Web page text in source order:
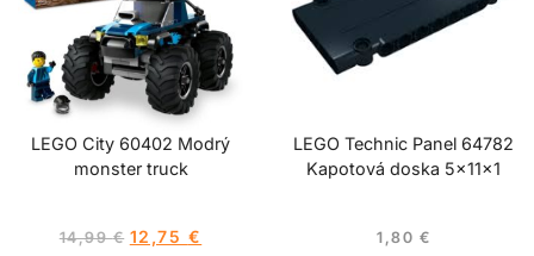
LEGO City 60402 Modrý
monster truck
14,99€ 12,75 €
LEGO Technic Panel 64782
Kapotová doska 5x11x1
1,80 €